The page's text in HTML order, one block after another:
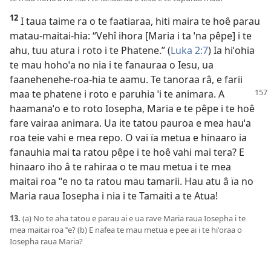
12 I taua taime ra o te faatiaraa, hiti maira te hoê parau
matau-maitai-hia: “Vehî ihora [Maria i ta ˈna pêpe] i te
ahu, tuu atura i roto i te Phatene.” (Luka 2:7) Ia hiˈohia
te mau hohoˈa no nia i te fanauraa o Iesu, ua
faanehenehe-roa-hia te aamu. Te tanoraa râ, e farii
maa te phatene i roto e paruhia ˈi te animara. A
haamanaˈo e to roto Iosepha, Maria e te pêpe i te hoê
fare vairaa animara. Ua ite tatou pauroa e mea hauˈa
roa teie vahi e mea repo. O vai ïa metua e hinaaro ia
fanauhia mai ta ratou pêpe i te hoê vahi mai tera? E
hinaaro iho â te rahiraa o te mau metua i te mea
maitai roa ˈˈe no ta ratou mau tamarii. Hau atu â ïa no
Maria raua Iosepha i nia i te Tamaiti a te Atua!
13. (a) No te aha tatou e parau ai e ua rave Maria raua Iosepha i te
mea maitai roa ˈˈe? (b) E nafea te mau metua e pee ai i te hiˈoraa o
Iosepha raua Maria?